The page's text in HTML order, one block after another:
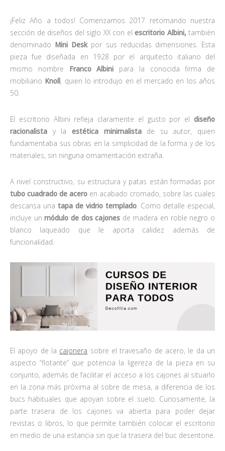
¡Feliz Año a todos! Comenzamos 2017 retomando nuestra
sección de diseños del siglo XX con el escritorio Albini, también
denominado Mini Deskpor sus reducidas dimensiones. Esta
pieza fue diseñada en 1928 por el arquitecto italiano del
mismo nombre Franco Albini para la conocida firma de
mobiliario Knoll, quien lo introdujo en el mercado en los años
50.
El escritorio Albini refleja claramente el gusto por el diseño
racionalista y la estética minimalistade su autor, quien
fundamentaba sus obras en la simplicidad de la forma y de los
materiales, sin ninguna ornamentación extraña.
A nivel constructivo, su estructura y patas están formadas por
tubo cuadrado de acero en acabado cromado, sobre las cuales
descansa una tapa de vidrio templado. Como detalle especial,
incluye unmódulo de dos cajones de madera en roble negro o
blanco laqueado que le aporta calidez además de
funcionalidad.
El apoyo de la cajonera sobre el travesaño de acero, le da un
aspecto “flotante” que potencia la ligereza de la pieza en su
conjunto, además de facilitar el acceso a los cajones al situarlo
en la zona más próxima al sobre de mesa, a diferencia de los
bucs habituales que apoyan sobre el suelo. Curiosamente, la
parte trasera de los cajones va abierta para poder dejar
revistas o libros, lo que permite también colocar el escritorio
en medio de una estancia sin que la trasera del buc desentone.